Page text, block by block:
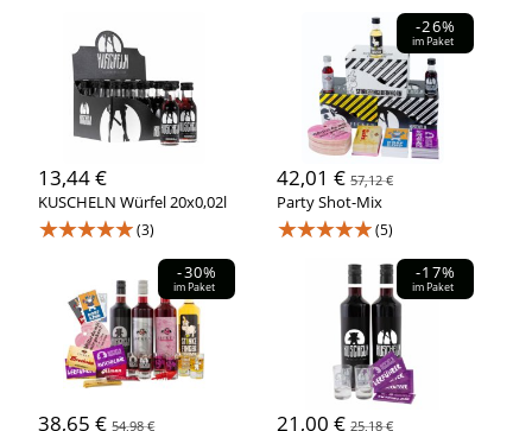
13,44 €
KUSCHELN Würfel 20x0,02l
★★★★★(3)
-26%
im Paket
42,01 € 57,12 €
Party Shot-Mix
★★★★★(5)
-30%
im Paket
38,65 €54,98 €
-17%
im Paket
21,00 € 25,18 €